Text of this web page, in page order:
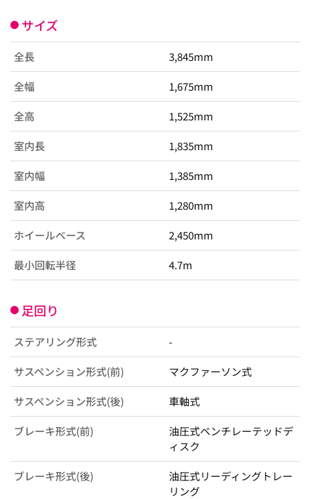
サイズ
全長 3,845mm
全幅 1,675mm
全高 1,525mm
室内長 1,835mm
室内幅 1,385mm
室内高 1,280mm
ホイールベース 2,450mm
最小回転半径 4.7m
足回り
ステアリング形式 -
サスペンション形式(前) マクファーソン式
サスペンション形式(後) 車軸式
ブレーキ形式(前)
油圧式ベンチレーテッドデ
ィスク
ブレーキ形式(後)
油圧式リーディングトレー
リング